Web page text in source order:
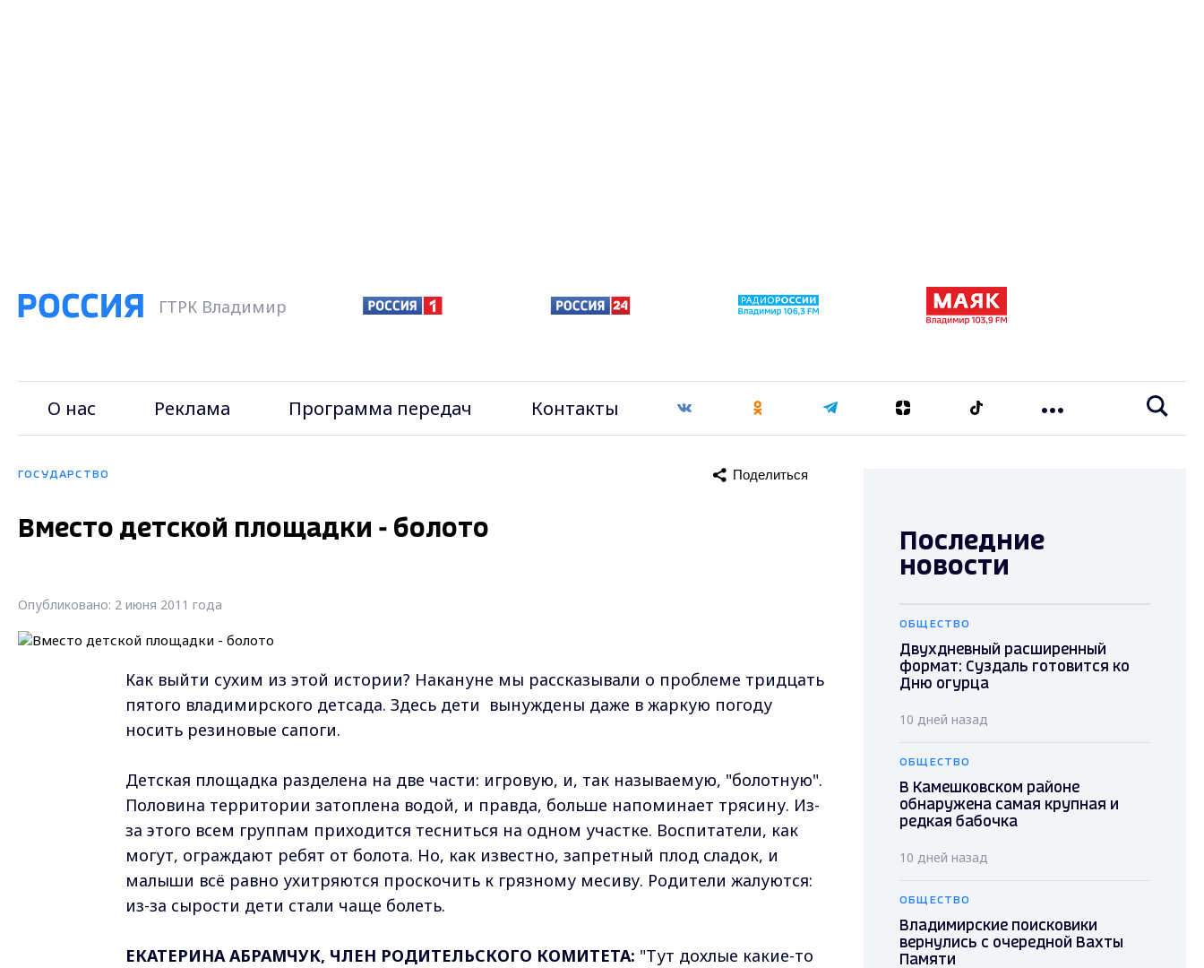
ГТРК Владимир
О нас Реклама Программа передач Контакты
ГОСУДАРСТВО Поделиться
Вместо детской площадки - болото
Опубликовано: 2 июня 2011 года
Как выйти сухим из этой истории? Накануне мы рассказывали о проблеме тридцать
пятого владимирского детсада. Здесь дети вынуждены даже в жаркую погоду
носить резиновые сапоги.
Детская площадка разделена на две части: игровую, и, так называемую, "болотную".
Половина территории затоплена водой, и правда, больше напоминает трясину. Из-
за этого всем группам приходится тесниться на одном участке. Воспитатели, как
могут, ограждают ребят от болота. Но, как известно, запретный плод сладок, и
малыши всё равно ухитряются проскочить к грязному месиву. Родители жалуются:
из-за сырости дети стали чаще болеть.
ЕКАТЕРИНА АБРАМЧУК, ЧЛЕН РОДИТЕЛЬСКОГО КОМИТЕТА: "Тут дохлые какие-то
Последние
новости
ОБЩЕСТВО
Двухдневный расширенный
формат: Суздаль готовится ко
Дню огурца
10 дней назад
ОБЩЕСТВО
В Камешковском районе
обнаружена самая крупная и
редкая бабочка
10 дней назад
ОБЩЕСТВО
Владимирские поисковики
вернулись с очередной Вахты
Памяти